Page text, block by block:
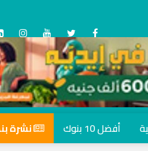
أفضل 10 بنوك نشرة